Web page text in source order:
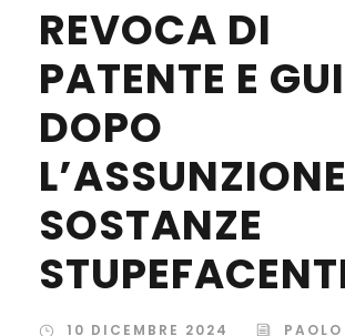
REVOCA DI
PATENTE E
DOPO
SOSTANZE
10 DICEMBRE 2024